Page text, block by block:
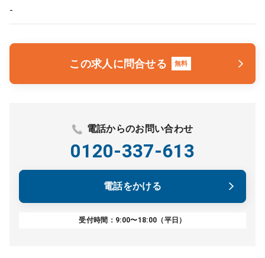
-
この求人に問合せる 無料
電話からのお問い合わせ
0120-337-613
電話をかける
受付時間：9:00〜18:00（平日）